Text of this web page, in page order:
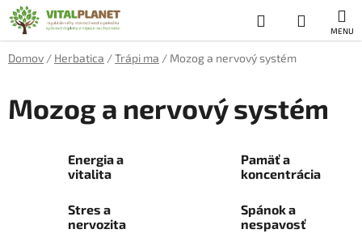
Prejsť
na
obsah
Hľadať
KOŠÍK
Domov / Herbatica /Trápi ma / Mozog a nervový systém
Mozog a nervový systém
Energia a
vitalita
Pamäť a
koncentrácia
Stres a
nervozita
Spánok a
nespavosť